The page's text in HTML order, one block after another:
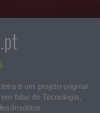
é um projeto original
falar de Tecnologia,
Insólitos